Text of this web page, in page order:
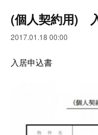
(個人契約用)
2017.01.18 00:00
入居申込書